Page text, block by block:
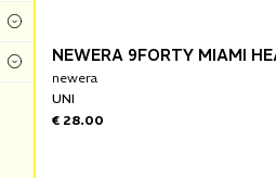
NEWERA 9FORTY MIAMI
newera
UNI
€ 28.00